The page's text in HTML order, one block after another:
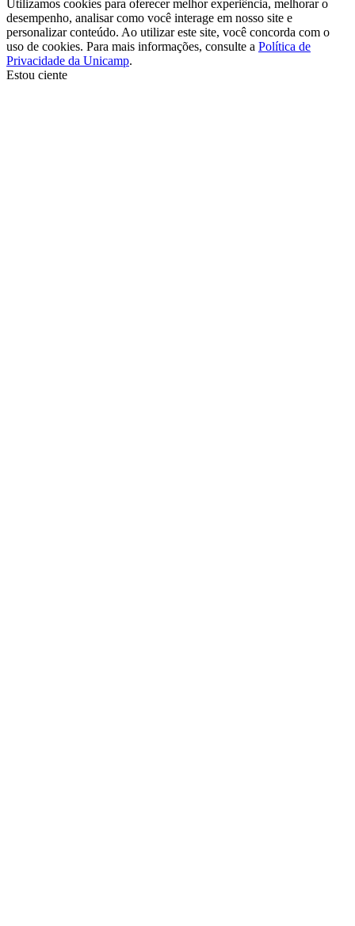
Utilizamos cookies para oferecer melhor experiência, melhorar o
desempenho, analisar como você interage em nosso site e
personalizar conteúdo. Ao utilizar este site, você concorda com o
uso de cookies. Para mais informações, consulte a Política de
Privacidade da Unicamp.
Estou ciente